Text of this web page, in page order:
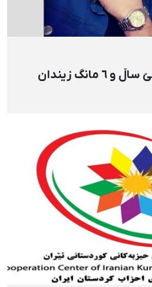
لاوێکی شنۆیی بە سێ ساڵ و ٦ مانگ زیندان